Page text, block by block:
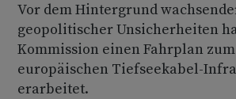
Vor dem Hintergrund
geopolitischer Unsicherheiten
Kommission einen Fahrplan
europäischen Tiefseekabel-
erarbeitet.